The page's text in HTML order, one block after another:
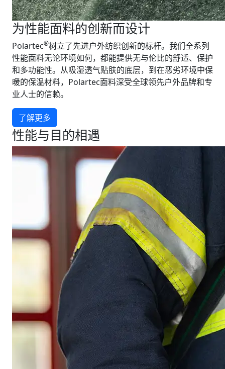
为性能面料的创新而设计
Polartec®树立了先进户外纺织创新的标杆。我们全系列
性能面料无论环境如何，都能提供无与伦比的舒适、保护
和多功能性。从吸湿透气贴肤的底层，到在恶劣环境中保
暖的保温材料，Polartec面料深受全球领先户外品牌和专
业人士的信赖。
了解更多
性能与目的相遇